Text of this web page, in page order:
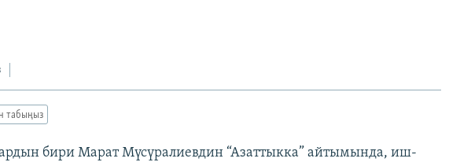
табыңыз
бири Марат Мүсүралиевдин “Азаттыкка” айтымында, иш-